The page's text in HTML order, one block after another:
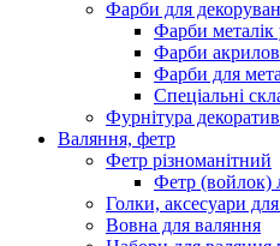
Фарби для
Фарби металік
Фарби
Фарби для
Спеціальні
Фурнітура
Валяння, фетр
Фетр різноманітний
Фетр (войлок)
Голки, аксесуари
Вовна для валяння